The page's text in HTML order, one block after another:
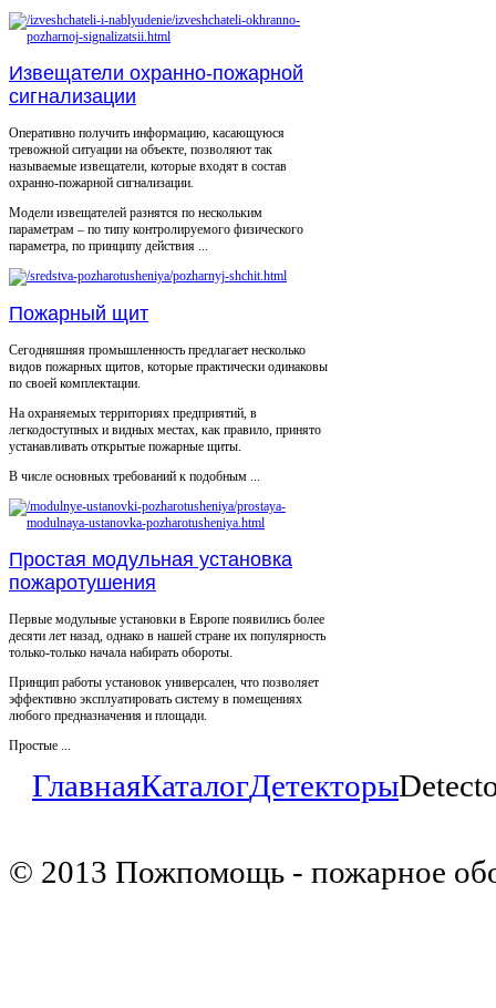
Извещатели охранно-пожарной
сигнализации
Оперативно получить информацию, касающуюся
тревожной ситуации на объекте, позволяют так
называемые извещатели, которые входят в состав
охранно-пожарной сигнализации.
Модели извещателей разнятся по нескольким
параметрам – по типу контролируемого физического
параметра, по принципу действия ...
Пожарный щит
Сегодняшняя промышленность предлагает несколько
видов пожарных щитов, которые практически одинаковы
по своей комплектации.
На охраняемых территориях предприятий, в
легкодоступных и видных местах, как правило, принято
устанавливать открытые пожарные щиты.
В числе основных требований к подобным ...
Простая модульная установка
пожаротушения
Первые модульные установки в Европе появились более
десяти лет назад, однако в нашей стране их популярность
только-только начала набирать обороты.
Принцип работы установок универсален, что позволяет
эффективно эксплуатировать систему в помещениях
любого предназначения и площади.
Простые ...
ГлавнаяКаталогДетекторы
© 2013 Пожпомощь - пожарное